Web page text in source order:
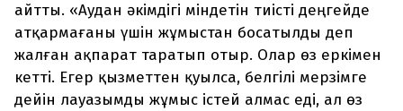
айтты. «Аудан әкімдігі міндетін тиісті деңгейде
атқармағаны үшін жұмыстан босатылды деп
жалған ақпарат таратып отыр. Олар өз еркімен
кетті. Егер қызметтен қуылса, белгілі мерзімге
дейін лауазымды жұмыс істей алмас еді, ал өз